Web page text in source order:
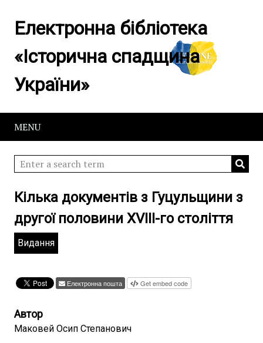
Електронна бібліотека
«Історична спадщина
України»
MENU
Кілька документів з Гуцульщини з
другої половини XVIII-го століття
Видання
Електронна пошта Get embed code
Автор
Маковей Осип Степанович